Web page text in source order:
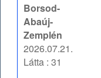
Borsod-
Abaúj-
Zemplén
2026.07.21.
Látta : 31